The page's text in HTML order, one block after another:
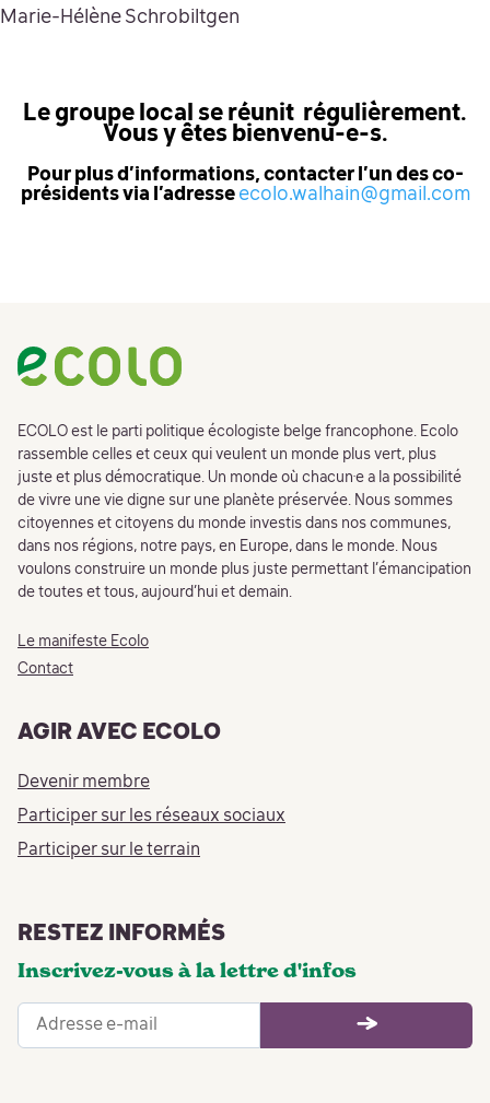
Marie-Hélène Schrobiltgen
Le groupe local se réunit régulièrement.
Vous y êtes bienvenu-e-s.
Pour plus d’informations, contacter l’un des co-
présidents via l’adresse ecolo.walhain@gmail.com
ECOLO est le parti politique écologiste belge francophone. Ecolo
rassemble celles et ceux qui veulent un monde plus vert, plus
juste et plus démocratique. Un monde où chacun·e a la possibilité
de vivre une vie digne sur une planète préservée. Nous sommes
citoyennes et citoyens du monde investis dans nos communes,
dans nos régions, notre pays, en Europe, dans le monde. Nous
voulons construire un monde plus juste permettant l’émancipation
de toutes et tous, aujourd’hui et demain.
Le manifeste Ecolo
Contact
AGIR AVEC ECOLO
Devenir membre
Participer sur les réseaux sociaux
Participer sur le terrain
RESTEZ INFORMÉS
Inscrivez-vous à la lettre d'infos